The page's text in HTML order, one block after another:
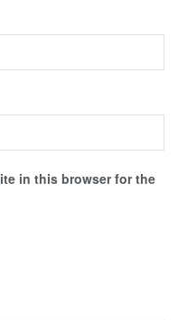
in this browser for the